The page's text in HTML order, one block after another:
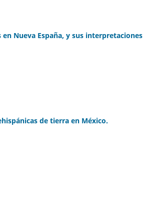
Nueva España, y sus interpretaciones
de tierra en México.